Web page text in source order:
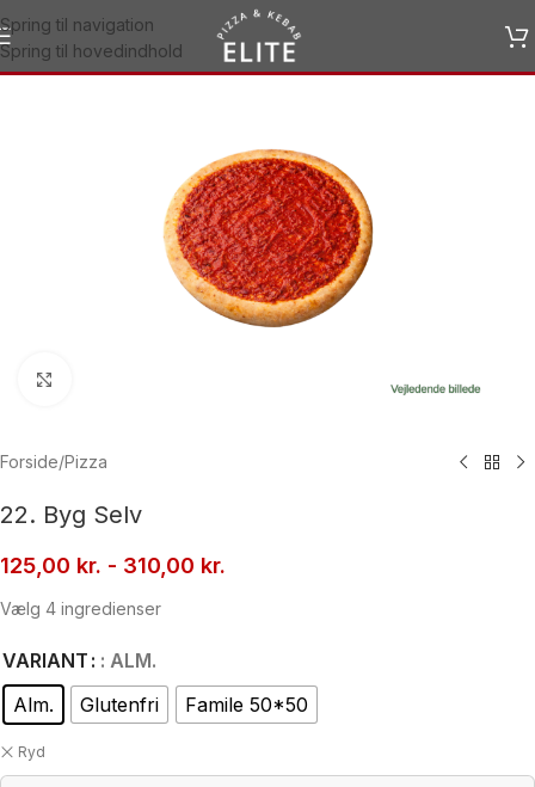
Spring til navigation
Spring til hovedindhold
Forside/Pizza
22. Byg Selv
125,00 kr. - 310,00 kr.
Vælg 4 ingredienser
VARIANT : ALM.
Alm.
Glutenfri Famile 50*50
Ryd